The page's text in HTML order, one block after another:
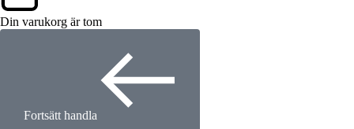
Din varukorg är tom
Fortsätt handla